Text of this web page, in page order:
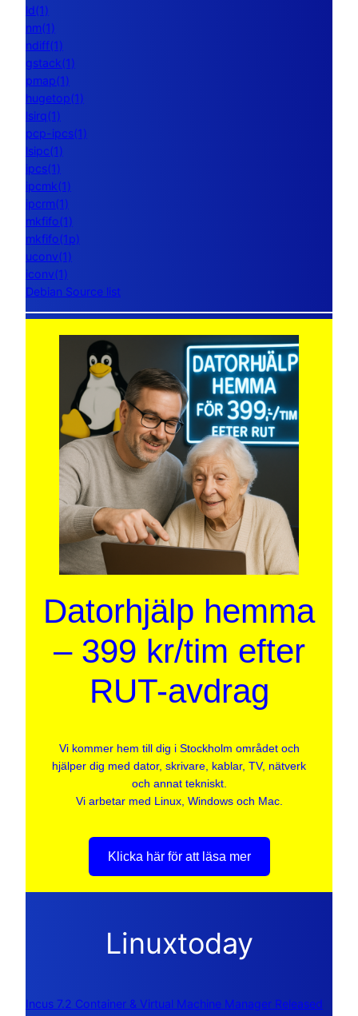
ld(1)
nm(1)
ndiff(1)
gstack(1)
pmap(1)
hugetop(1)
lsirq(1)
pcp-ipcs(1)
lsipc(1)
ipcs(1)
ipcmk(1)
ipcrm(1)
mkfifo(1)
mkfifo(1p)
uconv(1)
iconv(1)
Debian Source list
Datorhjälp hemma
– 399 kr/tim efter
RUT-avdrag
Vi kommer hem till dig i Stockholm området och
hjälper dig med dator, skrivare, kablar, TV, nätverk
och annat tekniskt.
Vi arbetar med Linux, Windows och Mac.
Klicka här för att läsa mer
Linuxtoday
Incus 7.2 Container & Virtual Machine Manager Released